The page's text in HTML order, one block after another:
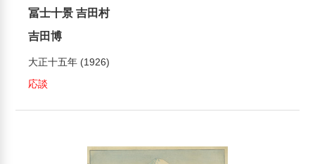
冨士十景 吉田村
吉田博
大正十五年 (1926)
応談